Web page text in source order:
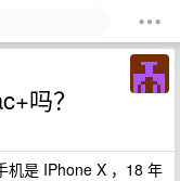
吗？
机是 IPhone X ，18 年